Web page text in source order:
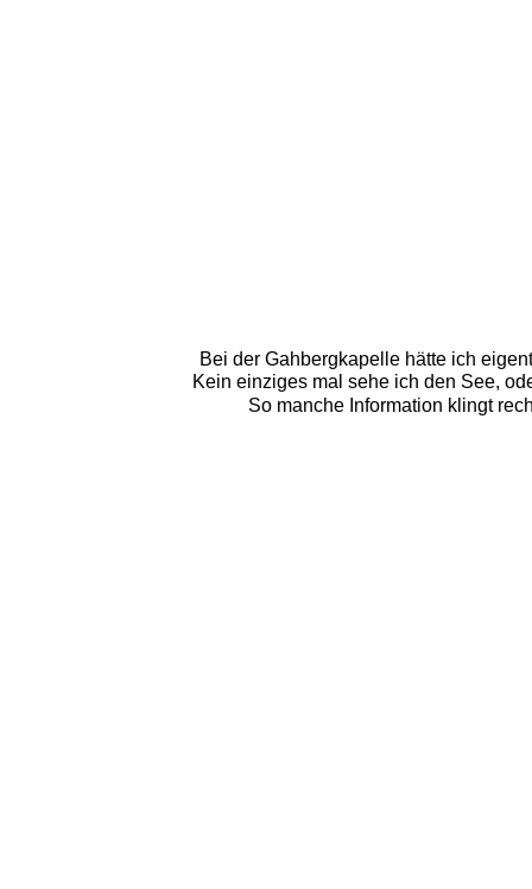
Bei der Gahbergkapelle hätte ich
Kein einziges mal sehe ich den See,
So manche Information klingt